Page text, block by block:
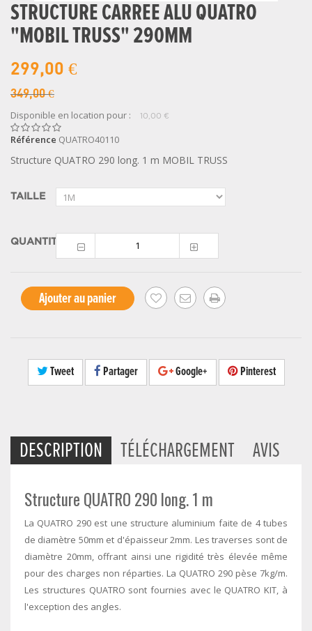
STRUCTURE CARREE ALU QUATRO
"MOBIL TRUSS" 290MM
299,00 €
349,00 €
Disponible en location pour : 10,00 €
Référence QUATRO40110
Structure QUATRO 290 long. 1 m MOBIL TRUSS
TAILLE
QUANTITÉ
Ajouter au panier
Tweet Partager Google+ Pinterest
DESCRIPTION TÉLÉCHARGEMENT AVIS
Structure QUATRO 290 long. 1 m
La QUATRO 290 est une structure aluminium faite de 4 tubes
de diamètre 50mm et d'épaisseur 2mm. Les traverses sont de
diamètre 20mm, offrant ainsi une rigidité très élevée même
pour des charges non réparties. La QUATRO 290 pèse 7kg/m.
Les structures QUATRO sont fournies avec le QUATRO KIT, à
l'exception des angles.